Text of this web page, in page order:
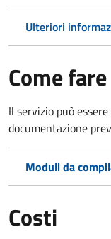
Ulteriori
Come fare
Il servizio può
documentazione
Moduli da
Costi